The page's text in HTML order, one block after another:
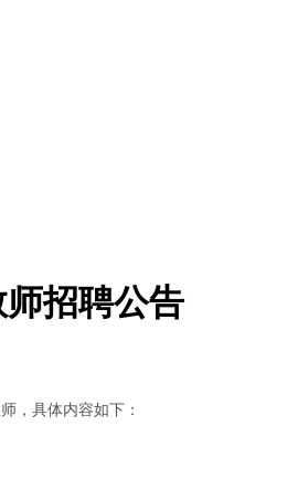
招聘公告
，具体内容如下：